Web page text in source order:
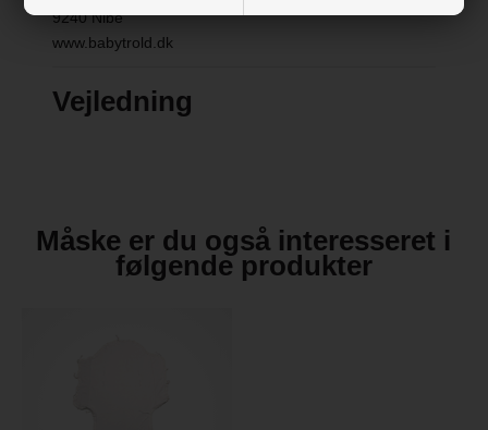
9240 Nibe
www.babytrold.dk
Vejledning
Måske er du også interesseret i
følgende produkter